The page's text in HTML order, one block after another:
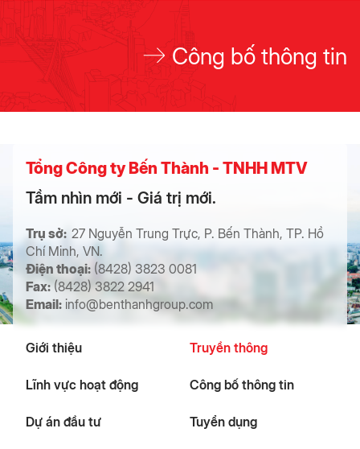
Công bố thông tin
Tổng Công ty Bến Thành - TNHH MTV
Tầm nhìn mới - Giá trị mới.
Trụ sở: 27 Nguyễn Trung Trực, P. Bến Thành, TP. Hồ
Chí Minh, VN.
Điện thoại: (8428) 3823 0081
Fax:(8428) 3822 2941
Email: info@benthanhgroup.com
Giới thiệu
Lĩnh vực hoạt động
Dự án đầu tư
Truyền thông
Công bố thông tin
Tuyển dụng